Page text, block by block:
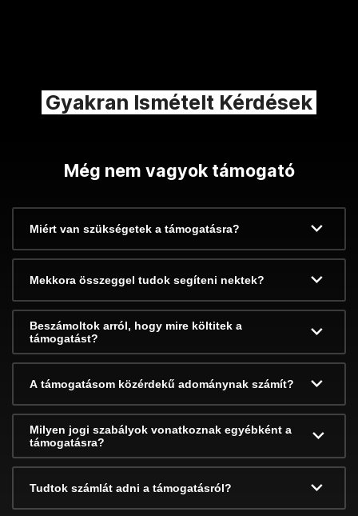
Gyakran Ismételt Kérdések
Még nem vagyok támogató
Miért van szükségetek a támogatásra?
Mekkora összeggel tudok segíteni nektek?
Beszámoltok arról, hogy mire költitek a
támogatást?
A támogatásom közérdekű adománynak számít?
Milyen jogi szabályok vonatkoznak egyébként a
támogatásra?
Tudtok számlát adni a támogatásról?